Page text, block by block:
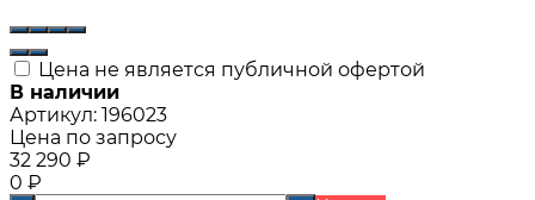
Цена не является публичной офертой
В наличии
Артикул: 196023
Цена по запросу
32 290 ₽
0 ₽